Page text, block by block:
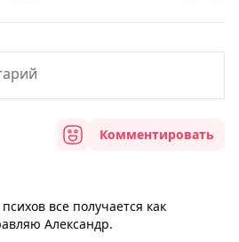
Комментировать
все получается как
Александр.